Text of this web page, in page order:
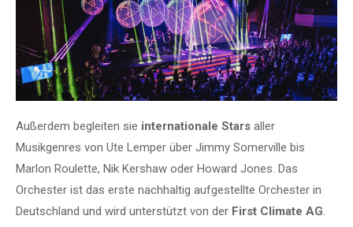
Außerdem begleiten sie internationale Stars aller
Musikgenres von Ute Lemper über Jimmy Somerville bis
Marlon Roulette, Nik Kershaw oder Howard Jones. Das
Orchester ist das erste nachhaltig aufgestellte Orchester in
Deutschland und wird unterstützt von der First Climate AG.